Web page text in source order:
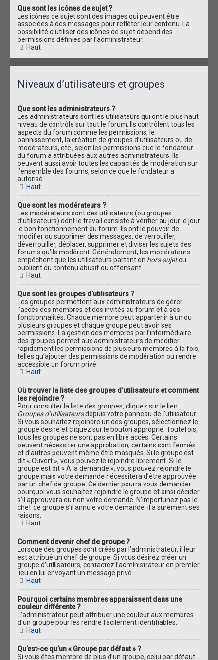
Que sont les icônes de sujet ?
Les icônes de sujet sont des images qui peuvent être
associées à des messages pour refléter leur contenu. La
possibilité d’utiliser des icônes de sujet dépend des
permissions définies par l’administrateur.
Haut
Niveaux d’utilisateurs et groupes
Que sont les administrateurs ?
Les administrateurs sont les utilisateurs qui ont le plus haut
niveau de contrôle sur tout le forum. Ils contrôlent tous les
aspects du forum comme les permissions, le
bannissement, la création de groupes d’utilisateurs ou de
modérateurs, etc., selon les permissions que le fondateur
du forum a attribuées aux autres administrateurs. Ils
peuvent aussi avoir toutes les capacités de modération sur
l’ensemble des forums, selon ce que le fondateur a
autorisé.
Haut
Que sont les modérateurs ?
Les modérateurs sont des utilisateurs (ou groupes
d’utilisateurs) dont le travail consiste à vérifier au jour le jour
le bon fonctionnement du forum. Ils ont le pouvoir de
modifier ou supprimer des messages, de verrouiller,
déverrouiller, déplacer, supprimer et diviser les sujets des
forums qu’ils modèrent. Généralement, les modérateurs
empêchent que les utilisateurs partent en hors-sujetou
publient du contenu abusif ou offensant.
Haut
Que sont les groupes d’utilisateurs ?
Les groupes permettent aux administrateurs de gérer
l’accès des membres et des invités au forum et à ses
fonctionnalités. Chaque membre peut appartenir à un ou
plusieurs groupes et chaque groupe peut avoir ses
permissions. La gestion des membres par l’intermédiaire
des groupes permet aux administrateurs de modifier
rapidement les permissions de plusieurs membres à la fois,
telles qu’ajouter des permissions de modération ou rendre
accessible un forum privé.
Haut
Où trouver la liste des groupes d’utilisateurs et comment
les rejoindre ?
Pour consulter la liste des groupes, cliquez sur le lien
Groupes d’utilisateursdepuis votre panneau de l’utilisateur.
Si vous souhaitez rejoindre un des groupes, sélectionnez le
groupe désiré et cliquez sur le bouton approprié. Toutefois,
tous les groupes ne sont pas en libre accès. Certains
peuvent nécessiter une approbation, certains sont fermés
et d’autres peuvent même être masqués. Si le groupe est
dit « Ouvert », vous pouvez le rejoindre librement. Si le
groupe est dit « À la demande », vous pouvez rejoindre le
groupe mais votre demande nécessitera d’être approuvée
par un chef de groupe. Ce dernier pourra vous demander
pourquoi vous souhaitez rejoindre le groupe et ainsi décider
s’il approuvera ou non votre demande. N’importunez pas le
chef de groupe s’il annule votre demande, il a sûrement ses
raisons.
Haut
Comment devenir chef de groupe ?
Lorsque des groupes sont créés par l’administrateur, il leur
est attribué un chef de groupe. Si vous désirez créer un
groupe d’utilisateurs, contactez l’administrateur en premier
lieu en lui envoyant un message privé.
Haut
Pourquoi certains membres apparaissent dans une
couleur différente ?
L’administrateur peut attribuer une couleur aux membres
d’un groupe pour les rendre facilement identifiables.
Haut
Qu’est-ce qu’un « Groupe par défaut » ?
Si vous êtes membre de plus d’un groupe, celui par défaut